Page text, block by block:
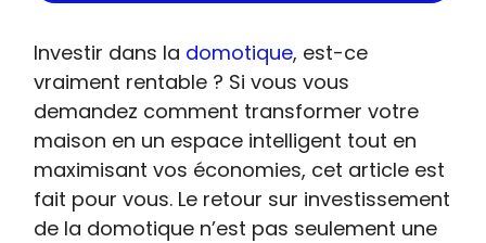
Investir dans la domotique, est-ce
vraiment rentable ? Si vous vous
demandez comment transformer votre
maison en un espace intelligent tout en
maximisant vos économies, cet article est
fait pour vous. Le retour sur investissement
de la domotique n’est pas seulement une